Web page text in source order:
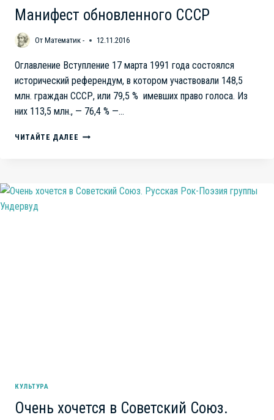
Манифест обновленного СССР
От Математик - 12.11.2016
Оглавление Вступление 17 марта 1991 года состоялся
исторический референдум, в котором участвовали 148,5
млн. граждан СССР, или 79,5 % имевших право голоса. Из
них 113,5 млн., — 76,4 % —…
ЧИТАЙТЕ ДАЛЕЕ МАНИФЕСТ
КУЛЬТУРА
Очень хочется в Советский Союз.